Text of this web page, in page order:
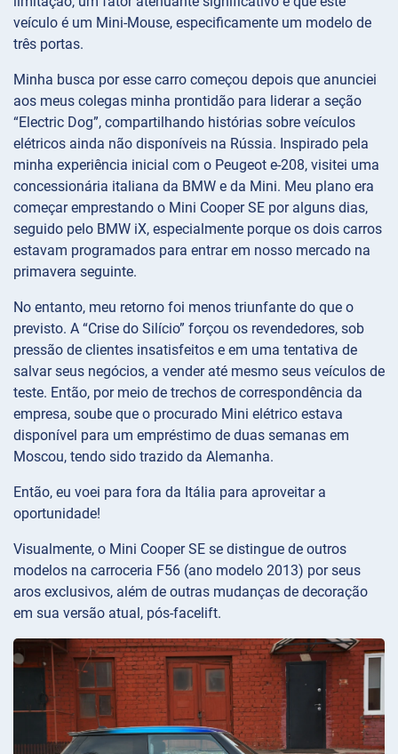
veículo é um Mini-Mouse, especificamente um modelo de
três portas.
Minha busca por esse carro começou depois que anunciei
aos meus colegas minha prontidão para liderar a seção
“Electric Dog”, compartilhando histórias sobre veículos
elétricos ainda não disponíveis na Rússia. Inspirado pela
minha experiência inicial com o Peugeot e-208, visitei uma
concessionária italiana da BMW e da Mini. Meu plano era
começar emprestando o Mini Cooper SE por alguns dias,
seguido pelo BMW iX, especialmente porque os dois carros
estavam programados para entrar em nosso mercado na
primavera seguinte.
No entanto, meu retorno foi menos triunfante do que o
previsto. A “Crise do Silício” forçou os revendedores, sob
pressão de clientes insatisfeitos e em uma tentativa de
salvar seus negócios, a vender até mesmo seus veículos de
teste. Então, por meio de trechos de correspondência da
empresa, soube que o procurado Mini elétrico estava
disponível para um empréstimo de duas semanas em
Moscou, tendo sido trazido da Alemanha.
Então, eu voei para fora da Itália para aproveitar a
oportunidade!
Visualmente, o Mini Cooper SE se distingue de outros
modelos na carroceria F56 (ano modelo 2013) por seus
aros exclusivos, além de outras mudanças de decoração
em sua versão atual, pós-facelift.